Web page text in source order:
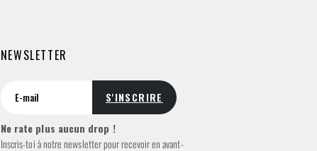
NEWSLETTER
Ne rate plus aucun drop !
Inscris-toi à notre newsletter pour recevoir en avant-